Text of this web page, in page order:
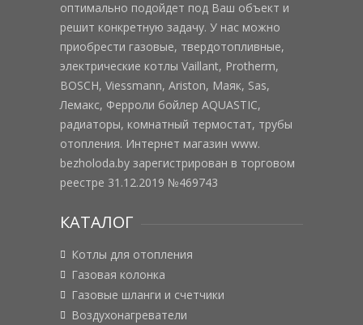
оптимально подойдет под Ваш объект и
решит конкретную задачу. У нас можно
приобрести газовые, твердотопливные,
электрические котлы Vaillant, Protherm,
BOSCH, Viessmann, Ariston, Маяк, Sas,
Лемакс, Ферроли бойлер AQUASTIC,
радиаторы, комнатный термостат, трубы
отопления. Интернет магазин www.
bezholoda.by зарегистрирован в торговом
реестре 31.12.2019 №469743
КАТАЛОГ
Котлы для отопления
Газовая колонка
Газовые шланги и счетчики
Воздухонагреватели